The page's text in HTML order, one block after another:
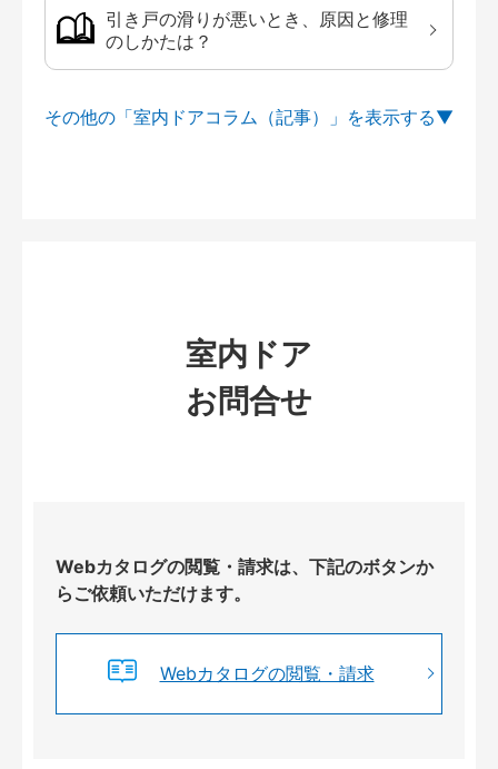
引き戸の滑りが悪いとき、原因と修理
のしかたは？
その他の「室内ドアコラム（記事）」を
室内ドア
お問合せ
Webカタログの閲覧・請求は、下記のボタンか
らご依頼いただけます。
Webカタログの閲覧・請求